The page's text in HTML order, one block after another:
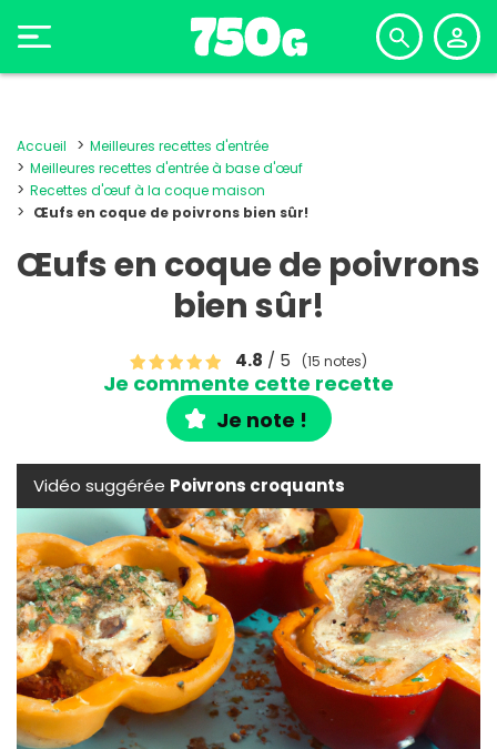
Accueil
Meilleures recettes d'entrée
Meilleures recettes d'entrée à base d'œuf
Recettes d'œuf à la coque maison
Œufs en coque de poivrons bien sûr!
Œufs en coque de poivrons
bien sûr!
4.8 / 5 (15 notes)
Je commente cette recette
Je note !
Vidéo suggérée Poivrons croquants